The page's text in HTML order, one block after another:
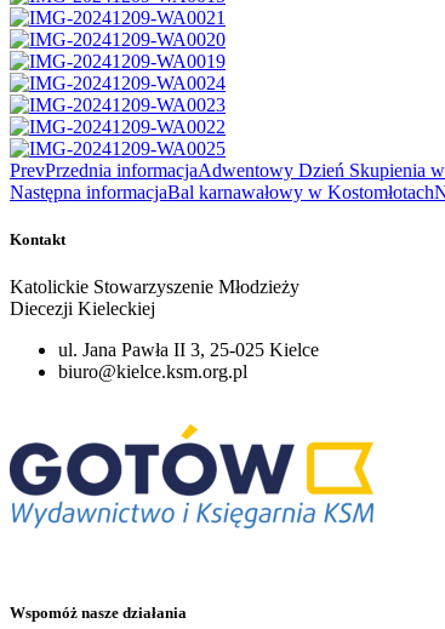
PrevPrzednia informacjaAdwentowy Dzień Skupienia
Następna informacjaBal karnawałowy w Kostomłotach
Kontakt
Katolickie Stowarzyszenie Młodzieży
Diecezji Kieleckiej
ul. Jana Pawła II 3, 25-025 Kielce
biuro@kielce.ksm.org.pl
Wspomóż nasze działania